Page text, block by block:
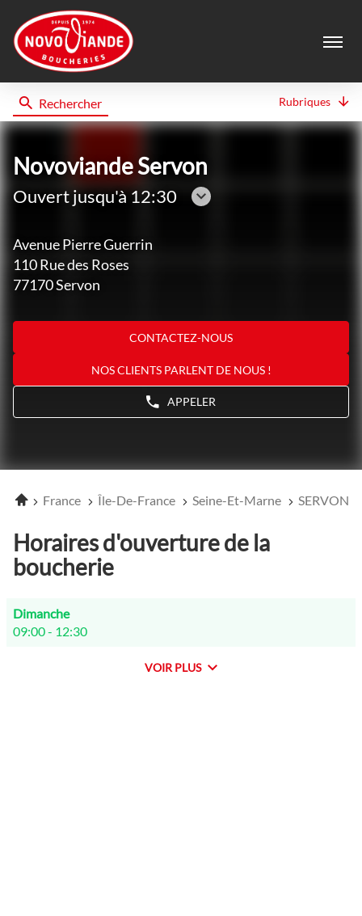
Menu
Rechercher Rubriques
Novoviande
Novoviande Servon
Ouvert jusqu'à 12:30
Consulter
Avenue Pierre Guerrin
110 Rue des Roses
77170 Servon
CONTACTEZ-NOUS
NOS CLIENTS PARLENT DE NOUS !
APPELER
AFFICHER
LE
DE
NOVOVIANDE
SERVON
AccueilFrance Île-De-France Seine-Et-Marne SERVON
Horaires d'ouverture de la
boucherie
Horaires
d'ouverture
Dimanche
09:00- 12:30
VOIR PLUS
et